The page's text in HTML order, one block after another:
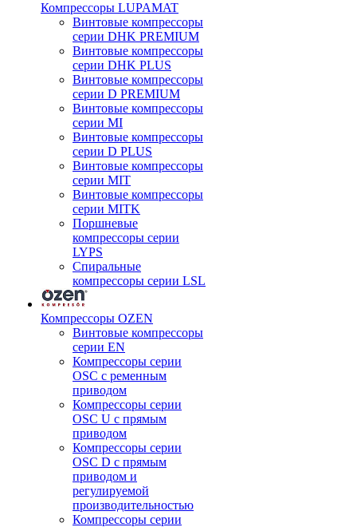
Компрессоры LUPAMAT
Винтовые компрессоры
серии DHK PREMIUM
Винтовые компрессоры
серии DHK PLUS
Винтовые компрессоры
серии D PREMIUM
Винтовые компрессоры
серии MI
Винтовые компрессоры
серии D PLUS
Винтовые компрессоры
серии MIT
Винтовые компрессоры
серии MITK
Поршневые
компрессоры серии
LYPS
Спиральные
компрессоры серии LSL
Компрессоры OZEN
Винтовые компрессоры
серии EN
Компрессоры серии
OSC с ременным
приводом
Компрессоры серии
OSC U с прямым
приводом
Компрессоры серии
OSC D с прямым
приводом и
регулируемой
производительностью
Компрессоры серии